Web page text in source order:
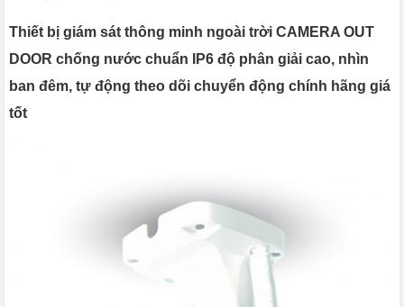
Thiết bị giám sát thông minh ngoài trời CAMERA OUT
DOOR chống nước chuẩn IP6 độ phân giải cao, nhìn
ban đêm, tự động theo dõi chuyển động chính hãng giá
tốt